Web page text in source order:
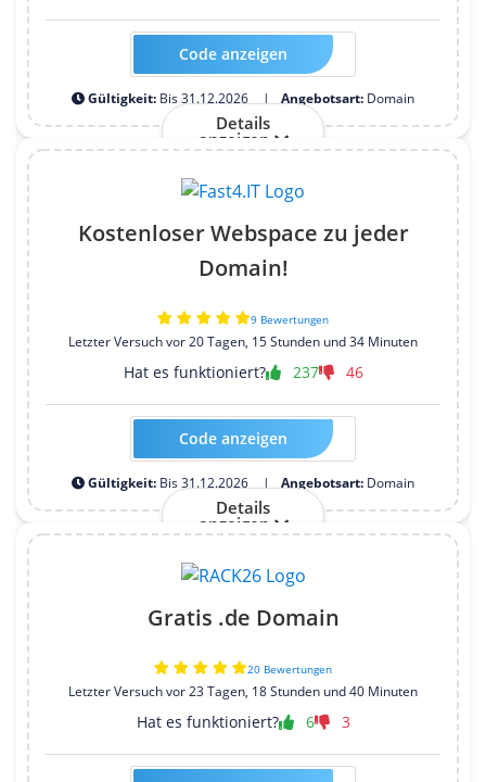
Kein Code erforderlich
Code anzeigen
Gültigkeit: Bis 31.12.2026 Angebotsart: Domain
Details
anzeigen
Kostenloser Webspace zu jeder
Domain!
9 Bewertungen
Letzter Versuch vor 20 Tagen, 15 Stunden und 34 Minuten
Hat es funktioniert? 237 46
Kein Code erforderlich
Code anzeigen
Gültigkeit: Bis 31.12.2026 Angebotsart: Domain
Details
anzeigen
Gratis .de Domain
20 Bewertungen
Letzter Versuch vor 23 Tagen, 18 Stunden und 40 Minuten
Hat es funktioniert? 6 3